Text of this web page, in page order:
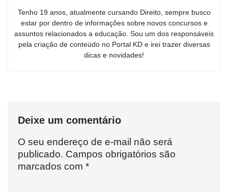
Tenho 19 anos, atualmente cursando Direito, sempre busco
estar por dentro de informações sobre novos concursos e
assuntos relacionados a educação. Sou um dos responsáveis
pela criação de conteúdo no Portal KD e irei trazer diversas
dicas e novidades!
Deixe um comentário
O seu endereço de e-mail não será
publicado. Campos obrigatórios são
marcados com *